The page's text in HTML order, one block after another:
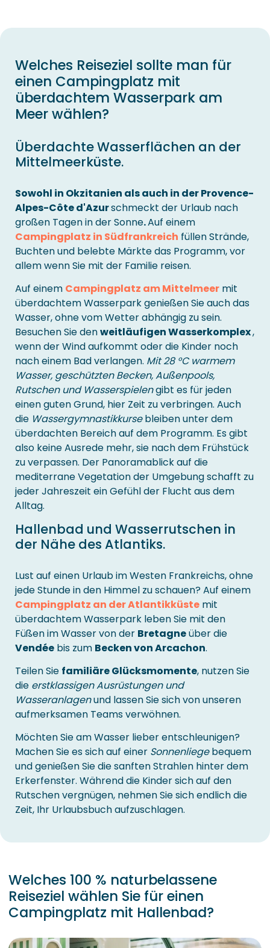
Welches Reiseziel sollte man für
einen Campingplatz mit
überdachtem Wasserpark am
Meer wählen?
Überdachte Wasserflächen an der
Mittelmeerküste.
Sowohl in Okzitanien als auch in der Provence-
Alpes-Côte d'Azurschmeckt der Urlaub nach
großen Tagen in der Sonne.Auf einem
Campingplatz in Südfrankreich füllen Strände,
Buchten und belebte Märkte das Programm, vor
allem wenn Sie mit der Familie reisen.
Auf einem Campingplatz am Mittelmeermit
überdachtem Wasserpark genießen Sie auch das
Wasser, ohne vom Wetter abhängig zu sein.
Besuchen Sie denweitläufigen Wasserkomplex,
wenn der Wind aufkommt oder die Kinder noch
nach einem Bad verlangen. Mit 28 °C warmem
Wasser, geschützten Becken, Außenpools,
Rutschen und Wasserspielengibt es für jeden
einen guten Grund, hier Zeit zu verbringen. Auch
die Wassergymnastikkursebleiben unter dem
überdachten Bereich auf dem Programm. Es gibt
also keine Ausrede mehr, sie nach dem Frühstück
zu verpassen. Der Panoramablick auf die
mediterrane Vegetation der Umgebung schafft zu
jeder Jahreszeit ein Gefühl der Flucht aus dem
Alltag.
Hallenbad und Wasserrutschen in
der Nähe des Atlantiks.
Lust auf einen Urlaub im Westen Frankreichs, ohne
jede Stunde in den Himmel zu schauen? Auf einem
Campingplatz an der Atlantikküstemit
überdachtem Wasserpark leben Sie mit den
Füßen im Wasser von der Bretagneüber die
Vendéebis zum Becken von Arcachon.
Teilen Sie familiäre Glücksmomente, nutzen Sie
die erstklassigen Ausrüstungen und
Wasseranlagenund lassen Sie sich von unseren
aufmerksamen Teams verwöhnen.
Möchten Sie am Wasser lieber entschleunigen?
Machen Sie es sich auf einer Sonnenliegebequem
und genießen Sie die sanften Strahlen hinter dem
Erkerfenster. Während die Kinder sich auf den
Rutschen vergnügen, nehmen Sie sich endlich die
Zeit, Ihr Urlaubsbuch aufzuschlagen.
Welches 100 % naturbelassene
Reiseziel wählen Sie für einen
Campingplatz mit Hallenbad?